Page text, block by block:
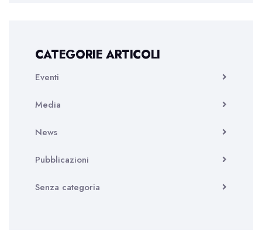
CATEGORIE ARTICOLI
Eventi
Media
News
Pubblicazioni
Senza categoria